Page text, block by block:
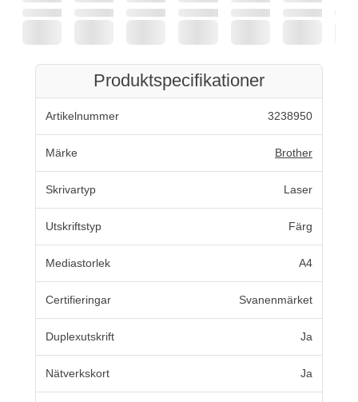
Produktspecifikationer
Artikelnummer 3238950
Märke Brother
Skrivartyp Laser
Utskriftstyp Färg
Mediastorlek A4
Certifieringar Svanenmärket
Duplexutskrift Ja
Nätverkskort Ja